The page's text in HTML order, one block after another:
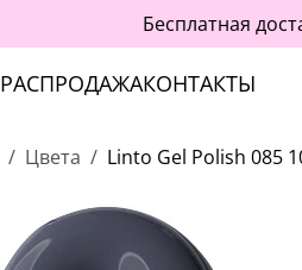
Бесплатная
РАСПРОДАЖАКОНТАКТЫ
Цвета Linto Gel Polish 085